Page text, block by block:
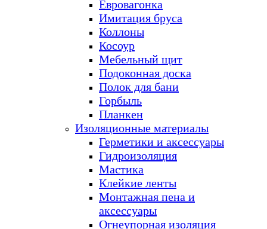
Евровагонка
Имитация бруса
Коллоны
Косоур
Мебельный щит
Подоконная доска
Полок для бани
Горбыль
Планкен
Изоляционные материалы
Герметики и аксессуары
Гидроизоляция
Мастика
Клейкие ленты
Монтажная пена и
аксессуары
Огнеупорная изоляция